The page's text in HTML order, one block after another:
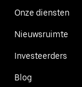
Onze diensten
Nieuwsruimte
Investeerders
Blog